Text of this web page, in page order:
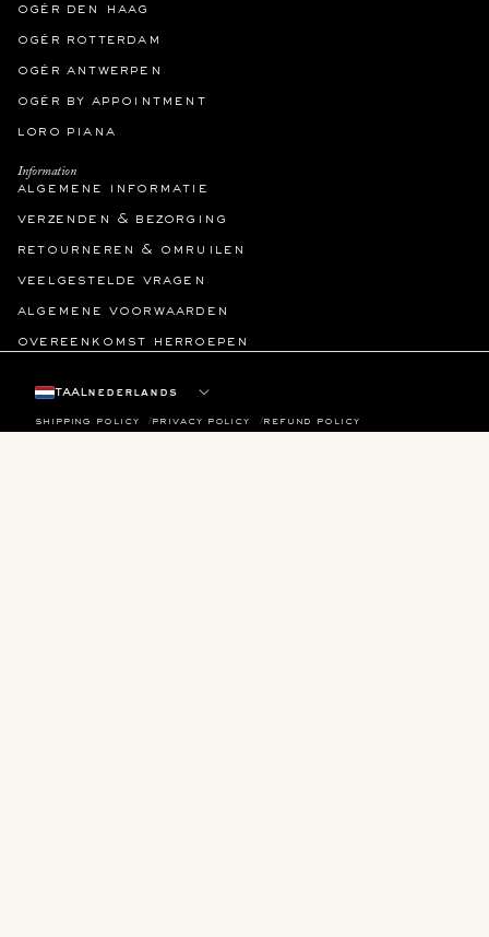
ogér den haag
ogér rotterdam
ogér antwerpen
ogér by appointment
loro piana
Information
algemene informatie
verzenden & bezorging
retourneren & omruilen
veelgestelde vragen
algemene voorwaarden
overeenkomst herroepen
taal
shipping policy privacy policy refund policy